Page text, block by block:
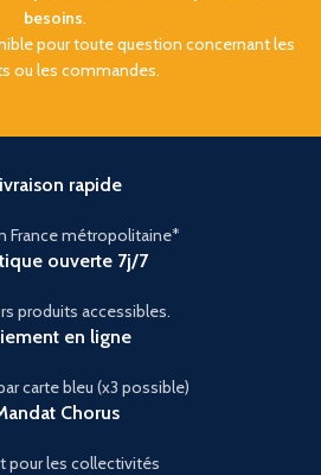
besoins.
pour toute question concernant les
ou les commandes.
rapide
France métropolitaine*
ouverte 7j/7
produits accessibles.
en ligne
carte bleu (x3 possible)
Chorus
pour les collectivités